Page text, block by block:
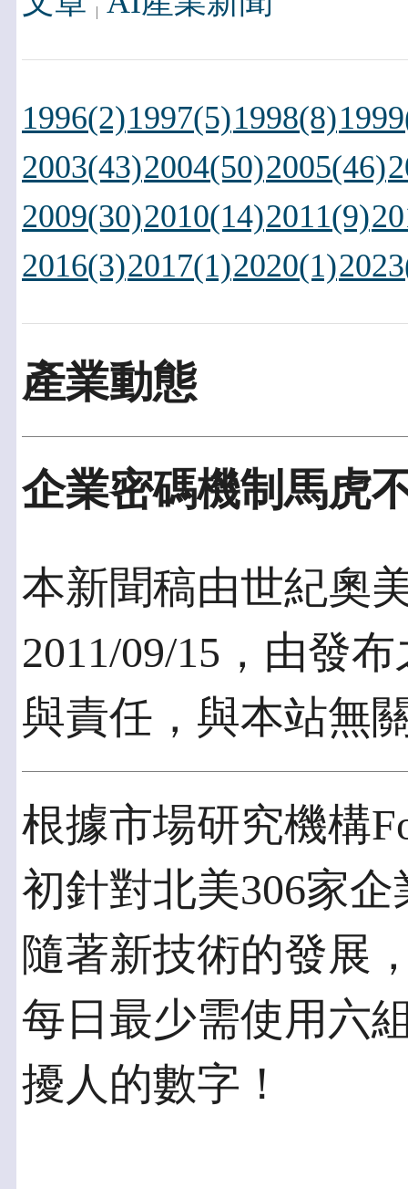
1996(2)1997(5)1998(8)
2003(43)2004(50)2005(46)
2009(30)2010(14)2011(9)
2016(3)2017(1)2020(1)
產業動態
企業密碼機制馬虎
本新聞稿由世紀奧
2011/09/15，由發
與責任，與本站無
根據市場研究機構
初針對北美306家
隨著新技術的發展
每日最少需使用六
擾人的數字！